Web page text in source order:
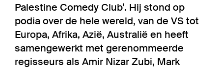
Palestine Comedy Club’. Hij stond op
podia over de hele wereld, van de VS tot
Europa, Afrika, Azië, Australië en heeft
samengewerkt met gerenommeerde
regisseurs als Amir Nizar Zubi, Mark